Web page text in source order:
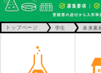
トップページ 学生 未来素